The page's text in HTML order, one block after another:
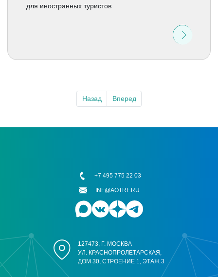
для иностранных туристов
Назад Вперед
127473, Г. МОСКВА
УЛ. КРАСНОПРОЛЕТАРСКАЯ,
ДОМ 30, СТРОЕНИЕ 1, ЭТАЖ 3
+7 495 775 22 03
INF@AOTRF.RU